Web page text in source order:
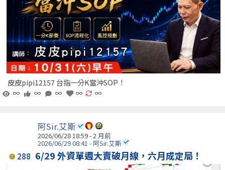
皮皮pipi12157 台指一分K當沖SOP！
∞
∞ ∞ ∞ ∞
阿Sir.艾斯
2026/06/28 18:59 - 2 月前
2026/06/29 08:41 - 阿Sir.艾斯
288 6/29 外資單週大賣破月線，六月成定局！